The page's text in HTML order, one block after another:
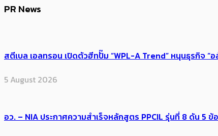
PR News
สตีเบล เอลทรอน เปิดตัวฮีทปั๊ม “WPL-A Trend” หนุนธุรกิจ
5 August 2026
อว. – NIA ประกาศความสำเร็จหลักสูตร PPCIL รุ่นที่ 8 ดัน 5